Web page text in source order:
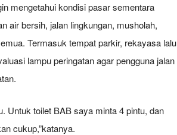
mengetahui kondisi pasar sementara
air bersih, jalan lingkungan, musholah,
Termasuk tempat parkir, rekayasa lalu
lampu peringatan agar pengguna jalan
Untuk toilet BAB saya minta 4 pintu, dan
cukup,”katanya.